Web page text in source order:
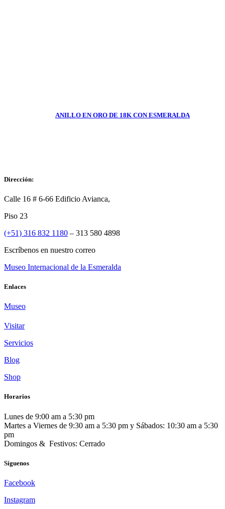
ANILLO EN ORO DE 18K CON ESMERALDA
Dirección:
Calle 16 # 6-66 Edificio Avianca,
Piso 23
(+51) 316 832 1180 – 313 580 4898
Escríbenos en nuestro correo
Museo Internacional de la Esmeralda
Enlaces
Museo
Visitar
Servicios
Blog
Shop
Horarios
Lunes de 9:00 am a 5:30 pm
Martes a Viernes de 9:30 am a 5:30 pm y Sábados: 10:30 am a 5:30
pm
Domingos & Festivos: Cerrado
Síguenos
Facebook
Instagram